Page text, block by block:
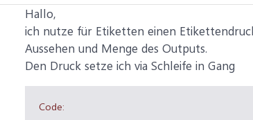
Hallo,
ich nutze für Etiketten einen
Aussehen und Menge des Outputs.
Den Druck setze ich via Schleife in Gang
Code: